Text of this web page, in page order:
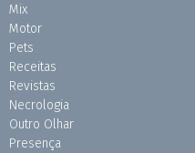
Mix
Motor
Pets
Receitas
Revistas
Necrologia
Outro Olhar
Presença